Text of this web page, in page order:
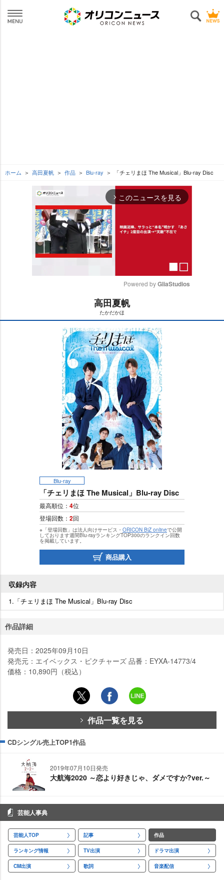
ホーム 高田夏帆 作品 Blu-ray 「チェリまほ The Musical」Blu-ray Disc
arrow_forward_ios このニュースを見る
t
e
Powered by GliaStudios
高田夏帆
たかだかほ
Blu-ray
「チェリまほ The Musical」Blu-ray Disc
最高順位： 4位
登場回数： 2回
※「登場回数」は法人向けサービス・ ORICON BiZ onlineで公開
しております週間Blu-rayランキングTOP300のランクイン回数
を掲載しています。
商品購入
収録内容
1.「チェリまほ The Musical」Blu-ray Disc
作品詳細
発売日：2025年09月10日
発売元：エイベックス・ピクチャーズ 品番：EYXA-14773/4
価格：10,890円（税込）
作品一覧を見る
CDシングル売上TOP1作品
2019年07月10日発売
大航海2020 ～恋より好きじゃ、ダメですか?ver.～
芸能人事典
芸能人TOP 記事 作品
ランキング情報 TV出演 ドラマ出演
CM出演 歌詞 音楽配信